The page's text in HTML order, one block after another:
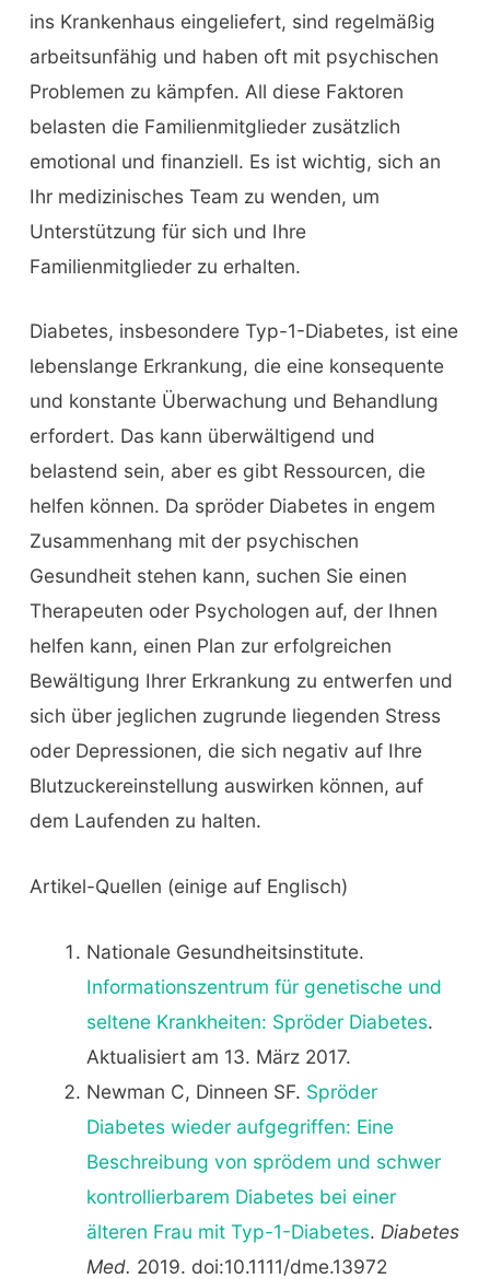
ins Krankenhaus eingeliefert, sind regelmäßig
arbeitsunfähig und haben oft mit psychischen
Problemen zu kämpfen. All diese Faktoren
belasten die Familienmitglieder zusätzlich
emotional und finanziell. Es ist wichtig, sich an
Ihr medizinisches Team zu wenden, um
Unterstützung für sich und Ihre
Familienmitglieder zu erhalten.
Diabetes, insbesondere Typ-1-Diabetes, ist eine
lebenslange Erkrankung, die eine konsequente
und konstante Überwachung und Behandlung
erfordert. Das kann überwältigend und
belastend sein, aber es gibt Ressourcen, die
helfen können. Da spröder Diabetes in engem
Zusammenhang mit der psychischen
Gesundheit stehen kann, suchen Sie einen
Therapeuten oder Psychologen auf, der Ihnen
helfen kann, einen Plan zur erfolgreichen
Bewältigung Ihrer Erkrankung zu entwerfen und
sich über jeglichen zugrunde liegenden Stress
oder Depressionen, die sich negativ auf Ihre
Blutzuckereinstellung auswirken können, auf
dem Laufenden zu halten.
Artikel-Quellen (einige auf Englisch)
Nationale Gesundheitsinstitute.
Informationszentrum für genetische und
seltene Krankheiten: Spröder Diabetes.
Aktualisiert am 13. März 2017.
Newman C, Dinneen SF. Spröder
Diabetes wieder aufgegriffen: Eine
Beschreibung von sprödem und schwer
kontrollierbarem Diabetes bei einer
älteren Frau mit Typ-1-Diabetes. Diabetes
Med. 2019. doi:10.1111/dme.13972